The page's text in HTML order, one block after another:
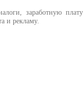
заработную плату
и рекламу.